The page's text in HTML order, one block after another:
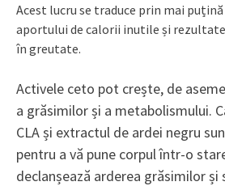
Acest lucru se traduce prin mai
aportului de calorii inutile și
în greutate.
Activele ceto pot crește, de
a grăsimilor și a metabolismului.
CLA și extractul de ardei negru
pentru a vă pune corpul într-o
declanșează arderea grăsimilor și